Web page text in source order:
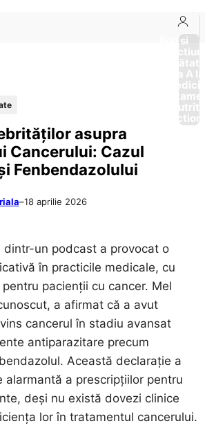
Boli si
Afectiuni
Sănătate
de la A
asupra
Cancerului: Cazul
Fenbendazolului
–18 aprilie 2026
dintr-un podcast a provocat o
în practicile medicale, cu
pacienții cu cancer. Mel
a afirmat că a avut
cancerul în stadiu avansat
antiparazitare precum
Această declarație a
alarmantă a prescripțiilor pentru
deși nu există dovezi clinice
lor în tratamentul cancerului.